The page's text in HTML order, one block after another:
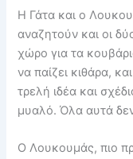
Η Γάτα και ο
αναζητούν και οι
χώρο για τα
να παίζει κιθάρα,
τρελή ιδέα και
μυαλό. Όλα αυτά
Ο Λουκουμάς, πιο